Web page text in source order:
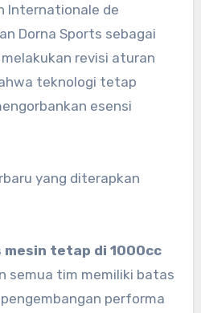
Internationale de
Dorna Sports sebagai
revisi aturan
teknologi tetap
esensi
yang diterapkan
tetap di 1000cc
semua tim memiliki batas
performa